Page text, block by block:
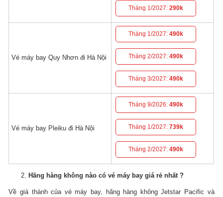
Tháng 1/2027:290k
Vé máy bay Quy Nhơn đi Hà Nội
Tháng 1/2027:490k
Tháng 2/2027:490k
Tháng 3/2027:490k
Vé máy bay Pleiku đi Hà Nội
Tháng 9/2026:490k
Tháng 1/2027:739k
Tháng 2/2027:490k
Hãng hàng không nàocó vé máy bay giá rẻ nhất ?
Về giá thành của vé máy bay, hãng hàng không Jetstar Pacific và